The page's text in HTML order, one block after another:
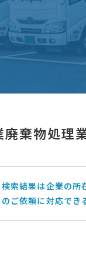
棄物処理
索結果は企業の所
ご依頼に対応でき